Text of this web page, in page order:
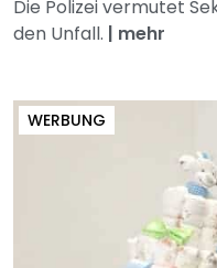
Die Polizei vermutet
den Unfall. | mehr
WERBUNG